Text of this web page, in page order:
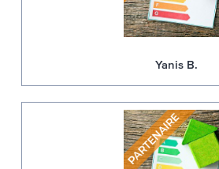
Yanis B.